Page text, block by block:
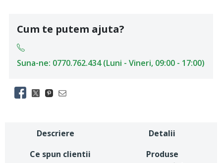
Cum te putem ajuta?
Suna-ne: 0770.762.434 (Luni - Vineri, 09:00 - 17:00)
Descriere
Detalii
Ce spun clientii
Produse